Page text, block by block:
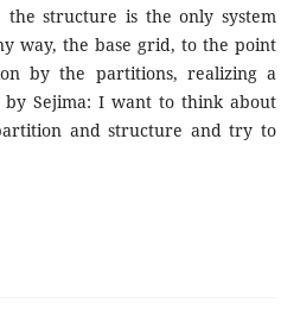
structure is the only system
way, the base grid, to the point
by the partitions, realizing a
by Sejima: I want to think about
and structure and try to